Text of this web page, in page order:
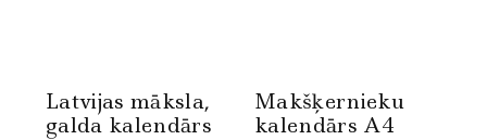
Latvijas māksla,
galda kalendārs
Makšķernieku
kalendārs A4